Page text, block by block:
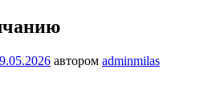
автором adminmilas